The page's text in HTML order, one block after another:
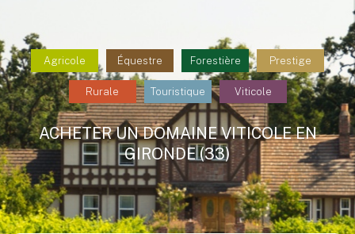
Agricole Équestre Forestière Prestige
Rurale Touristique Viticole
ACHETER UN DOMAINE VITICOLE EN
GIRONDE (33)